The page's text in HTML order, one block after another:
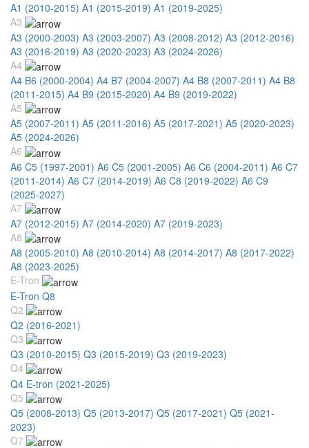
A1 (2010-2015) A1 (2015-2019) A1 (2019-2025)
A3
A3 (2000-2003) A3 (2003-2007) A3 (2008-2012) A3 (2012-2016)
A3 (2016-2019) A3 (2020-2023) A3 (2024-2026)
A4
A4 B6 (2000-2004) A4 B7 (2004-2007) A4 B8 (2007-2011) A4 B8
(2011-2015) A4 B9 (2015-2020) A4 B9 (2019-2022)
A5
A5 (2007-2011) A5 (2011-2016) A5 (2017-2021) A5 (2020-2023)
A5 (2024-2026)
A6
A6 C5 (1997-2001) A6 C5 (2001-2005) A6 C6 (2004-2011) A6 C7
(2011-2014) A6 C7 (2014-2019) A6 C8 (2019-2022) A6 C9
(2025-2027)
A7
A7 (2012-2015) A7 (2014-2020) A7 (2019-2023)
A8
A8 (2005-2010) A8 (2010-2014) A8 (2014-2017) A8 (2017-2022)
A8 (2023-2025)
E-Tron
E-Tron Q8
Q2
Q2 (2016-2021)
Q3
Q3 (2010-2015) Q3 (2015-2019) Q3 (2019-2023)
Q4
Q4 E-tron (2021-2025)
Q5
Q5 (2008-2013) Q5 (2013-2017) Q5 (2017-2021) Q5 (2021-
2023)
Q7